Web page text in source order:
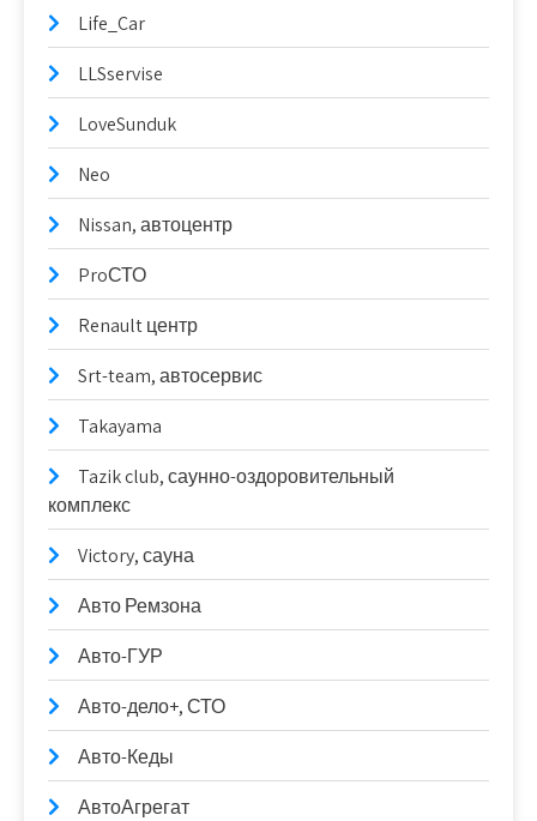
Life_Car
LLSservise
LoveSunduk
Neo
Nissan, автоцентр
ProСТО
Renault центр
Srt-team, автосервис
Takayama
Tazik club, саунно-оздоровительный
комплекс
Victory, сауна
Авто Ремзона
Авто-ГУР
Авто-дело+, СТО
Авто-Кеды
АвтоАгрегат